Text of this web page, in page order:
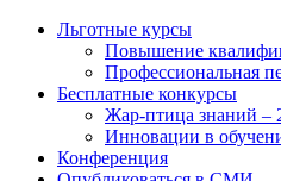
Льготные курсы
Повышение
Профессиональная
Бесплатные конкурсы
Жар-птица знаний –
Инновации в
Конференция